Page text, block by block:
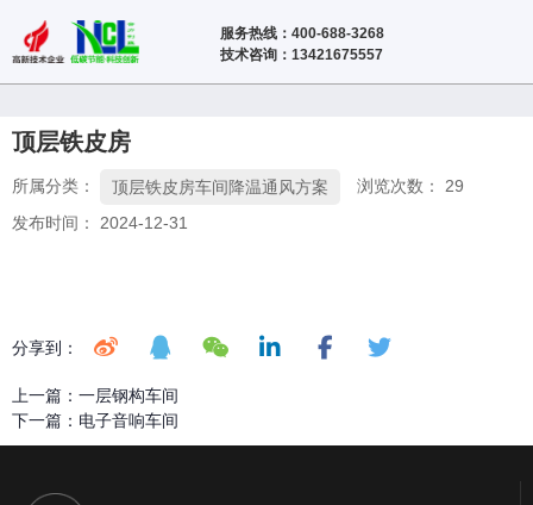
服务热线：400-688-3268
技术咨询：13421675557
顶层铁皮房
所属分类： 顶层铁皮房车间降温通风方案 浏览次数： 29
发布时间： 2024-12-31
分享到：
上一篇： 一层钢构车间
下一篇： 电子音响车间